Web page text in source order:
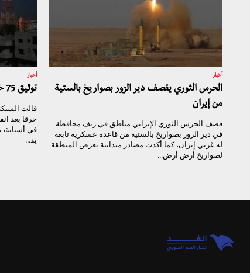
أخبار
الحرس الثوري يقصف دير الزور بصواريخ بالستية
من إيران
قصف الحرس الثوري الإيراني مناطق في ريف محافظة
في دير الزور بصواريخ بالستية من قاعدة عسكرية تابعة
له غربي إيران، كما أكدت مصادر ميدانية تعرض المنطقة
لصواريخ أرض أرض...
أخبار
توثيق 75 خرقا خلال شهر من اتفاق خفض التصعيد
خرقا بعد
يد...